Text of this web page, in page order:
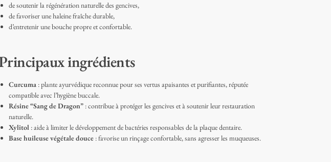
de soutenir la régénération naturelle des gencives,
de favoriser une haleine fraîche durable,
d’entretenir une bouche propre et confortable.
ingrédients
Curcuma: plante ayurvédique reconnue pour ses vertus apaisantes et purifiantes, réputée
compatible avec l’hygiène buccale.
Résine “Sang de Dragon”: contribue à protéger les gencives et à soutenir leur restauration
naturelle.
Xylitol: aide à limiter le développement de bactéries responsables de la plaque dentaire.
Base huileuse végétale douce: favorise un rinçage confortable, sans agresser les muqueuses.